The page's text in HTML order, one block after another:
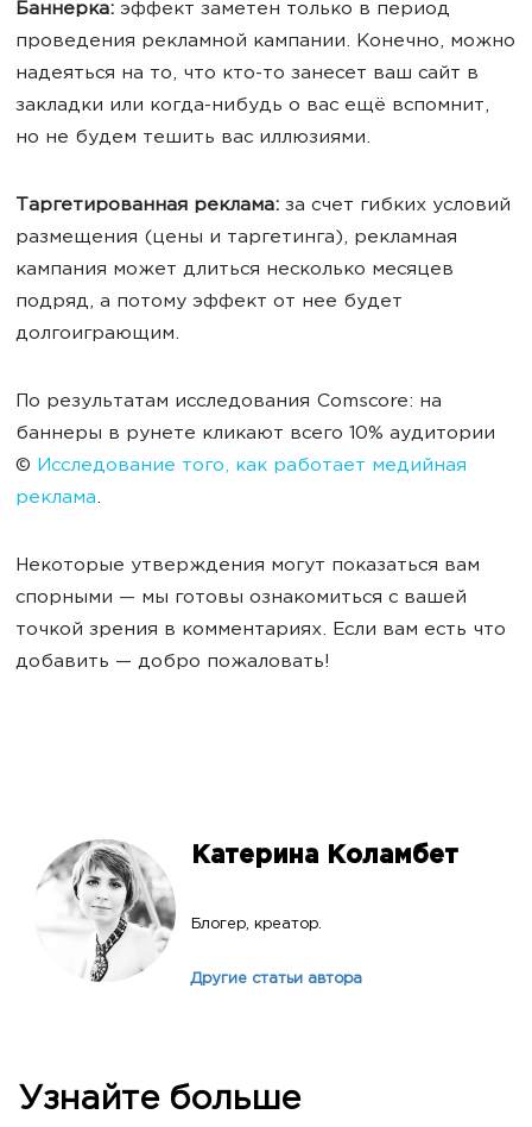
Баннерка: эффект заметен только в период
проведения рекламной кампании. Конечно, можно
надеяться на то, что кто-то занесет ваш сайт в
закладки или когда-нибудь о вас ещё вспомнит,
но не будем тешить вас иллюзиями.
Таргетированная реклама: за счет гибких условий
размещения (цены и таргетинга), рекламная
кампания может длиться несколько месяцев
подряд, а потому эффект от нее будет
долгоиграющим.
По результатам исследования Comscore: на
баннеры в рунете кликают всего 10% аудитории
© Исследование того, как работает медийная
реклама.
Некоторые утверждения могут показаться вам
спорными — мы готовы ознакомиться с вашей
точкой зрения в комментариях. Если вам есть что
добавить — добро пожаловать!
Катерина Коламбет
Блогер, креатор.
Другие статьи автора
Узнайте больше